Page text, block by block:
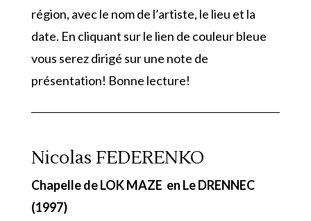
région, avec le nom de l’artiste, le lieu et la
date. En cliquant sur le lien de couleur bleue
vous serez dirigé sur une note de
présentation! Bonne lecture!
Nicolas FEDERENKO
Chapelle de LOK MAZE en Le DRENNEC
(1997)